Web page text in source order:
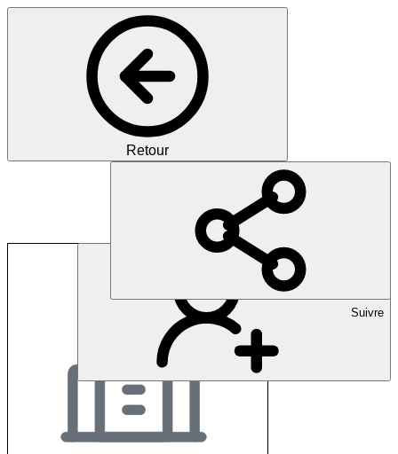
Retour
Suivre
Praxis Bischofstein